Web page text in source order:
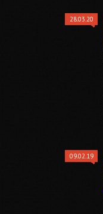
28.03.20
09.02.19